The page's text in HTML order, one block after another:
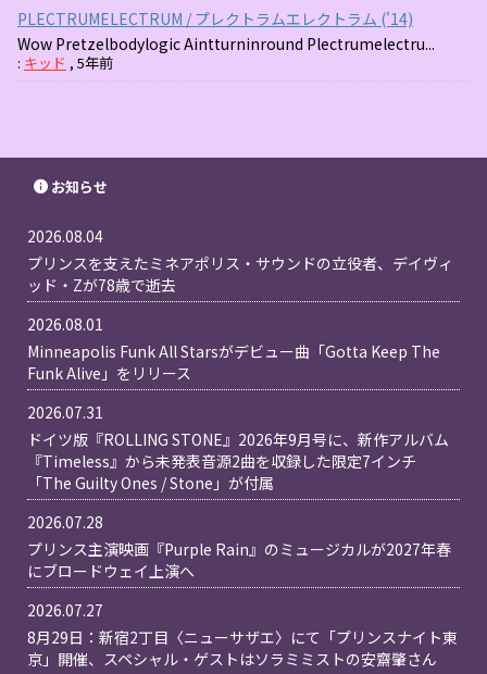
PLECTRUMELECTRUM / プレクトラムエレクトラム ('14)
Wow Pretzelbodylogic Aintturninround Plectrumelectru...
: キッド , 5年前
お知らせ
2026.08.04
プリンスを支えたミネアポリス・サウンドの立役者、デイヴィ
ッド・Zが78歳で逝去
2026.08.01
Minneapolis Funk All Starsがデビュー曲「Gotta Keep The
Funk Alive」をリリース
2026.07.31
ドイツ版『ROLLING STONE』2026年9月号に、新作アルバム
『Timeless』から未発表音源2曲を収録した限定7インチ
「The Guilty Ones / Stone」が付属
2026.07.28
プリンス主演映画『Purple Rain』のミュージカルが2027年春
にブロードウェイ上演へ
2026.07.27
8月29日：新宿2丁目〈ニューサザエ〉にて「プリンスナイト東
京」開催、スペシャル・ゲストはソラミミストの安齋肇さん